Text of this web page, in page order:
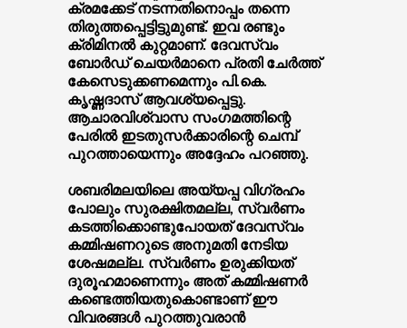
ക്രമക്കേട് നടന്നതിനൊപ്പം തന്നെ
തിരുത്തപ്പെട്ടിട്ടുമുണ്ട്. ഇവ രണ്ടും
ക്രിമിനല്‍ കുറ്റമാണ്. ദേവസ്വം
ബോര്‍ഡ് ചെയര്‍മാനെ പ്രതി ചേര്‍ത്ത്
കേസെടുക്കണമെന്നും പി.കെ.
കൃഷ്ണദാസ് ആവശ്യപ്പെട്ടു.
ആചാരവിശ്വാസ സംഗമത്തിന്റെ
പേരില്‍ ഇടതുസര്‍ക്കാരിന്റെ ചെമ്പ്
പുറത്തായെന്നും അദ്ദേഹം പറഞ്ഞു.
ശബരിമലയിലെ അയ്യപ്പ വിഗ്രഹം
പോലും സുരക്ഷിതമല്ല, സ്വര്‍ണം
കടത്തിക്കൊണ്ടുപോയത് ദേവസ്വം
കമ്മിഷണറുടെ അനുമതി നേടിയ
ശേഷമല്ല. സ്വര്‍ണം ഉരുക്കിയത്
ദുരൂഹമാണെന്നും അത് കമ്മിഷണര്‍
കണ്ടെത്തിയതുകൊണ്ടാണ് ഈ
വിവരങ്ങള്‍ പുറത്തുവരാന്‍